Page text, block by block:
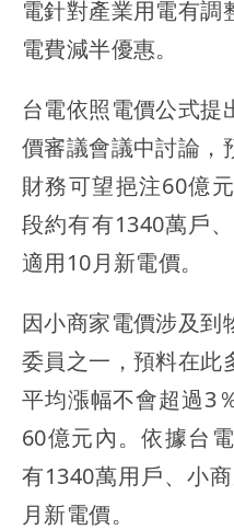
電針對產業用電有調
電費減半優惠。
台電依照電價公式提
價審議會議中討論，
財務可望挹注60億
段約有有1340萬戶
適用10月新電價。
因小商家電價涉及到
委員之一，預料在此
平均漲幅不會超過3
60億元內。依據台
有1340萬用戶、小
月新電價。